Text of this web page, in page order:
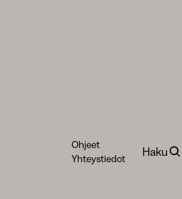
Ohjeet
Yhteystiedot
Haku